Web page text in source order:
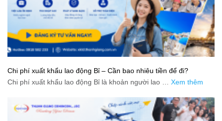
Chi phí xuất khẩu lao động Bỉ – Cần bao nhiêu tiền để đi?
Chi phí xuất khẩu lao động Bỉ là khoản người lao … Xem thêm